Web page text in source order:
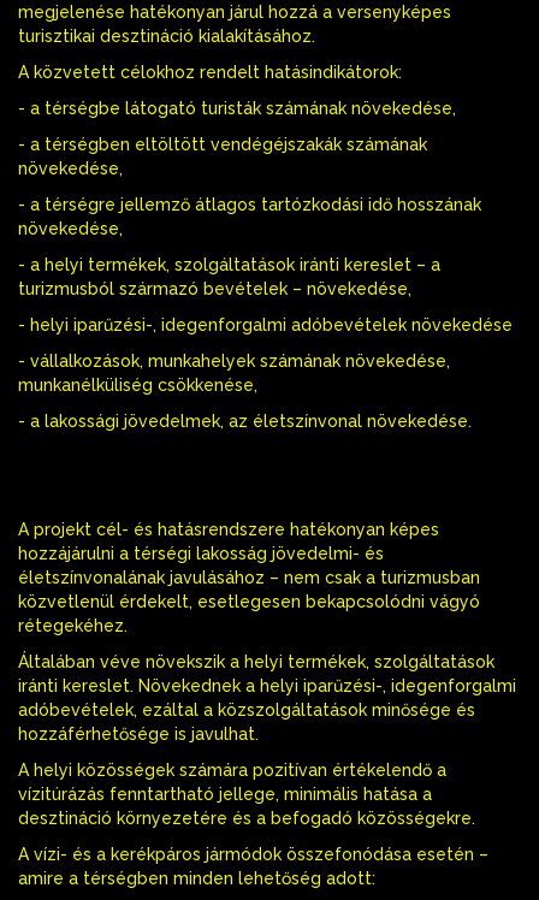
megjelenése hatékonyan járul hozzá a versenyképes
turisztikai desztináció kialakításához.
A közvetett célokhoz rendelt hatásindikátorok:
- a térségbe látogató turisták számának növekedése,
- a térségben eltöltött vendégéjszakák számának
növekedése,
- a térségre jellemző átlagos tartózkodási idő hosszának
növekedése,
- a helyi termékek, szolgáltatások iránti kereslet – a
turizmusból származó bevételek – növekedése,
- helyi iparűzési-, idegenforgalmi adóbevételek növekedése
- vállalkozások, munkahelyek számának növekedése,
munkanélküliség csökkenése,
- a lakossági jövedelmek, az életszínvonal növekedése.
A projekt cél- és hatásrendszere hatékonyan képes
hozzájárulni a térségi lakosság jövedelmi- és
életszínvonalának javulásához – nem csak a turizmusban
közvetlenül érdekelt, esetlegesen bekapcsolódni vágyó
rétegekéhez.
Általában véve növekszik a helyi termékek, szolgáltatások
iránti kereslet. Növekednek a helyi iparűzési-, idegenforgalmi
adóbevételek, ezáltal a közszolgáltatások minősége és
hozzáférhetősége is javulhat.
A helyi közösségek számára pozitívan értékelendő a
vízitúrázás fenntartható jellege, minimális hatása a
desztináció környezetére és a befogadó közösségekre.
A vízi- és a kerékpáros jármódok összefonódása esetén –
amire a térségben minden lehetőség adott: